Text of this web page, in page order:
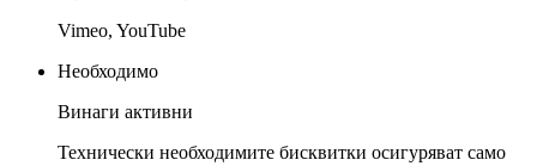
Vimeo, YouTube
Необходимо
Винаги активни
Технически необходимите бисквитки осигуряват само